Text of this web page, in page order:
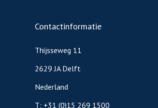
Contactinformatie
Thijsseweg 11
2629 JA Delft
Nederland
T: +31 (0)15 269 1500